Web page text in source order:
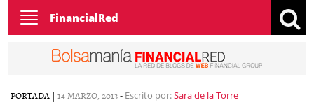
Toggle
navigation
FinancialRed
PORTADA | 14 MARZO, 2013- Escrito por:Sara de la Torre